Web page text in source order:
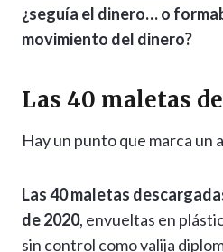
¿seguía el dinero… o
movimiento del dinero?
Las 40 maletas
Hay un punto que marca un
Las 40 maletas
de 2020, envueltas en
sin control como valija